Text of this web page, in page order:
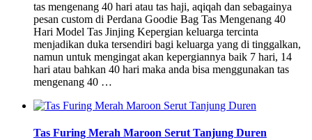
tas mengenang 40 hari atau tas haji, aqiqah dan sebagainya
pesan custom di Perdana Goodie Bag Tas Mengenang 40
Hari Model Tas Jinjing Kepergian keluarga tercinta
menjadikan duka tersendiri bagi keluarga yang di tinggalkan,
namun untuk mengingat akan kepergiannya baik 7 hari, 14
hari atau bahkan 40 hari maka anda bisa menggunakan tas
mengenang 40 …
Tas Furing Merah Maroon Serut Tanjung Duren